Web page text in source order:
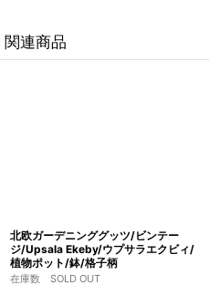
関連商品
北欧ガーデニンググッツ/ビンテー
ジ/Upsala Ekeby/ウプサラエクビィ/
植物ポット/鉢/格子柄
在庫数 SOLD OUT